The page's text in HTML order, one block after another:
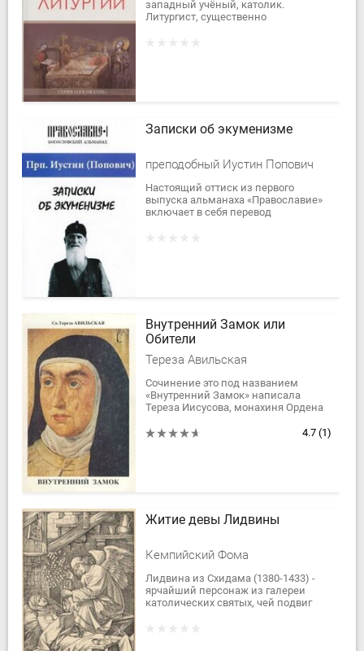
западный учёный, католик.
Литургист, существенно
Записки об экуменизме
преподобный Иустин Попович
Настоящий оттиск из первого
выпуска альманаха «Православие»
включает в себя перевод
Внутренний Замок или
Обители
Тереза Авильская
Сочинение это под названием
«Внутренний Замок» написала
Тереза Иисусова, монахиня Ордена
Богородицы, для своих сестер и4.7 (1)
Житие девы Лидвины
Кемпийский Фома
Лидвина из Схидама (1380-1433) -
ярчайший персонаж из галереи
католических святых, чей подвиг